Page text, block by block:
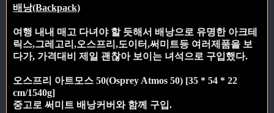
배낭(Backpack)
여행 내내 매고 다녀야 할 듯해서 배낭으로 유명한 아크테
릭스,그레고리,오스프리,도이터,써미트등 여러제품을 보
다가, 가격대비 제일 괜찮아 보이는 녀석으로 구입했다.
오스프리 아트모스 50(Osprey Atmos 50) [35 * 54 * 22
cm/1540g]
중고로 써미트 배낭커버와 함께 구입.